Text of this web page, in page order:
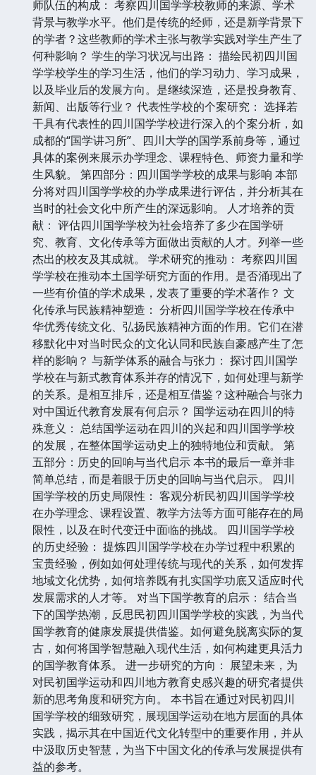
师队伍的构成： 考察四川国学学校教师的来源、学术
背景与教学水平。他们是传统的经师，还是新学背景下
的学者？这些教师的学术主张与教学实践对学生产生了
何种影响？ 学生的学习状况与出路： 描绘民初四川国
学学校学生的学习生活，他们的学习动力、学习成果，
以及毕业后的发展方向。是继续深造，还是投身教育、
新闻、出版等行业？ 代表性学校的个案研究： 选择若
干具有代表性的四川国学学校进行深入的个案分析，如
成都的“国学讲习所”、四川大学的国学系前身等，通过
具体的案例来展示办学理念、课程特色、师资力量和学
生风貌。 第四部分：四川国学学校的成果与影响 本部
分将对四川国学学校的办学成果进行评估，并分析其在
当时的社会文化中所产生的深远影响。 人才培养的贡
献： 评估四川国学学校为社会培养了多少在国学研
究、教育、文化传承等方面做出贡献的人才。列举一些
杰出的校友及其成就。 学术研究的推动： 考察四川国
学学校在推动本土国学研究方面的作用。是否涌现出了
一些有价值的学术成果，发表了重要的学术著作？ 文
化传承与民族精神塑造： 分析四川国学学校在传承中
华优秀传统文化、弘扬民族精神方面的作用。它们在潜
移默化中对当时民众的文化认同和民族自豪感产生了怎
样的影响？ 与新学体系的融合与张力： 探讨四川国学
学校在与新式教育体系并存的情况下，如何处理与新学
的关系。是相互排斥，还是相互借鉴？这种融合与张力
对中国近代教育发展有何启示？ 国学运动在四川的特
殊意义： 总结国学运动在四川的兴起和四川国学学校
的发展，在整体国学运动史上的独特地位和贡献。 第
五部分：历史的回响与当代启示 本书的最后一章并非
简单总结，而是着眼于历史的回响与当代启示。 四川
国学学校的历史局限性： 客观分析民初四川国学学校
在办学理念、课程设置、教学方法等方面可能存在的局
限性，以及在时代变迁中面临的挑战。 四川国学学校
的历史经验： 提炼四川国学学校在办学过程中积累的
宝贵经验，例如如何处理传统与现代的关系，如何发挥
地域文化优势，如何培养既有扎实国学功底又适应时代
发展需求的人才等。 对当下国学教育的启示： 结合当
下的国学热潮，反思民初四川国学学校的实践，为当代
国学教育的健康发展提供借鉴。如何避免脱离实际的复
古，如何将国学智慧融入现代生活，如何构建更具活力
的国学教育体系。 进一步研究的方向： 展望未来，为
对民初国学运动和四川地方教育史感兴趣的研究者提供
新的思考角度和研究方向。 本书旨在通过对民初四川
国学学校的细致研究，展现国学运动在地方层面的具体
实践，揭示其在中国近代文化转型中的重要作用，并从
中汲取历史智慧，为当下中国文化的传承与发展提供有
益的参考。